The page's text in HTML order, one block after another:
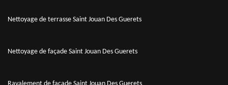
Nettoyage de terrasse Saint Jouan Des Guerets
Nettoyage de façade Saint Jouan Des Guerets